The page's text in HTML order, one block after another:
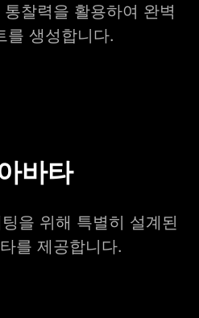
찰력을 활용하여 완벽
를 생성합니다.
바타
을 위해 특별히 설계된
를 제공합니다.